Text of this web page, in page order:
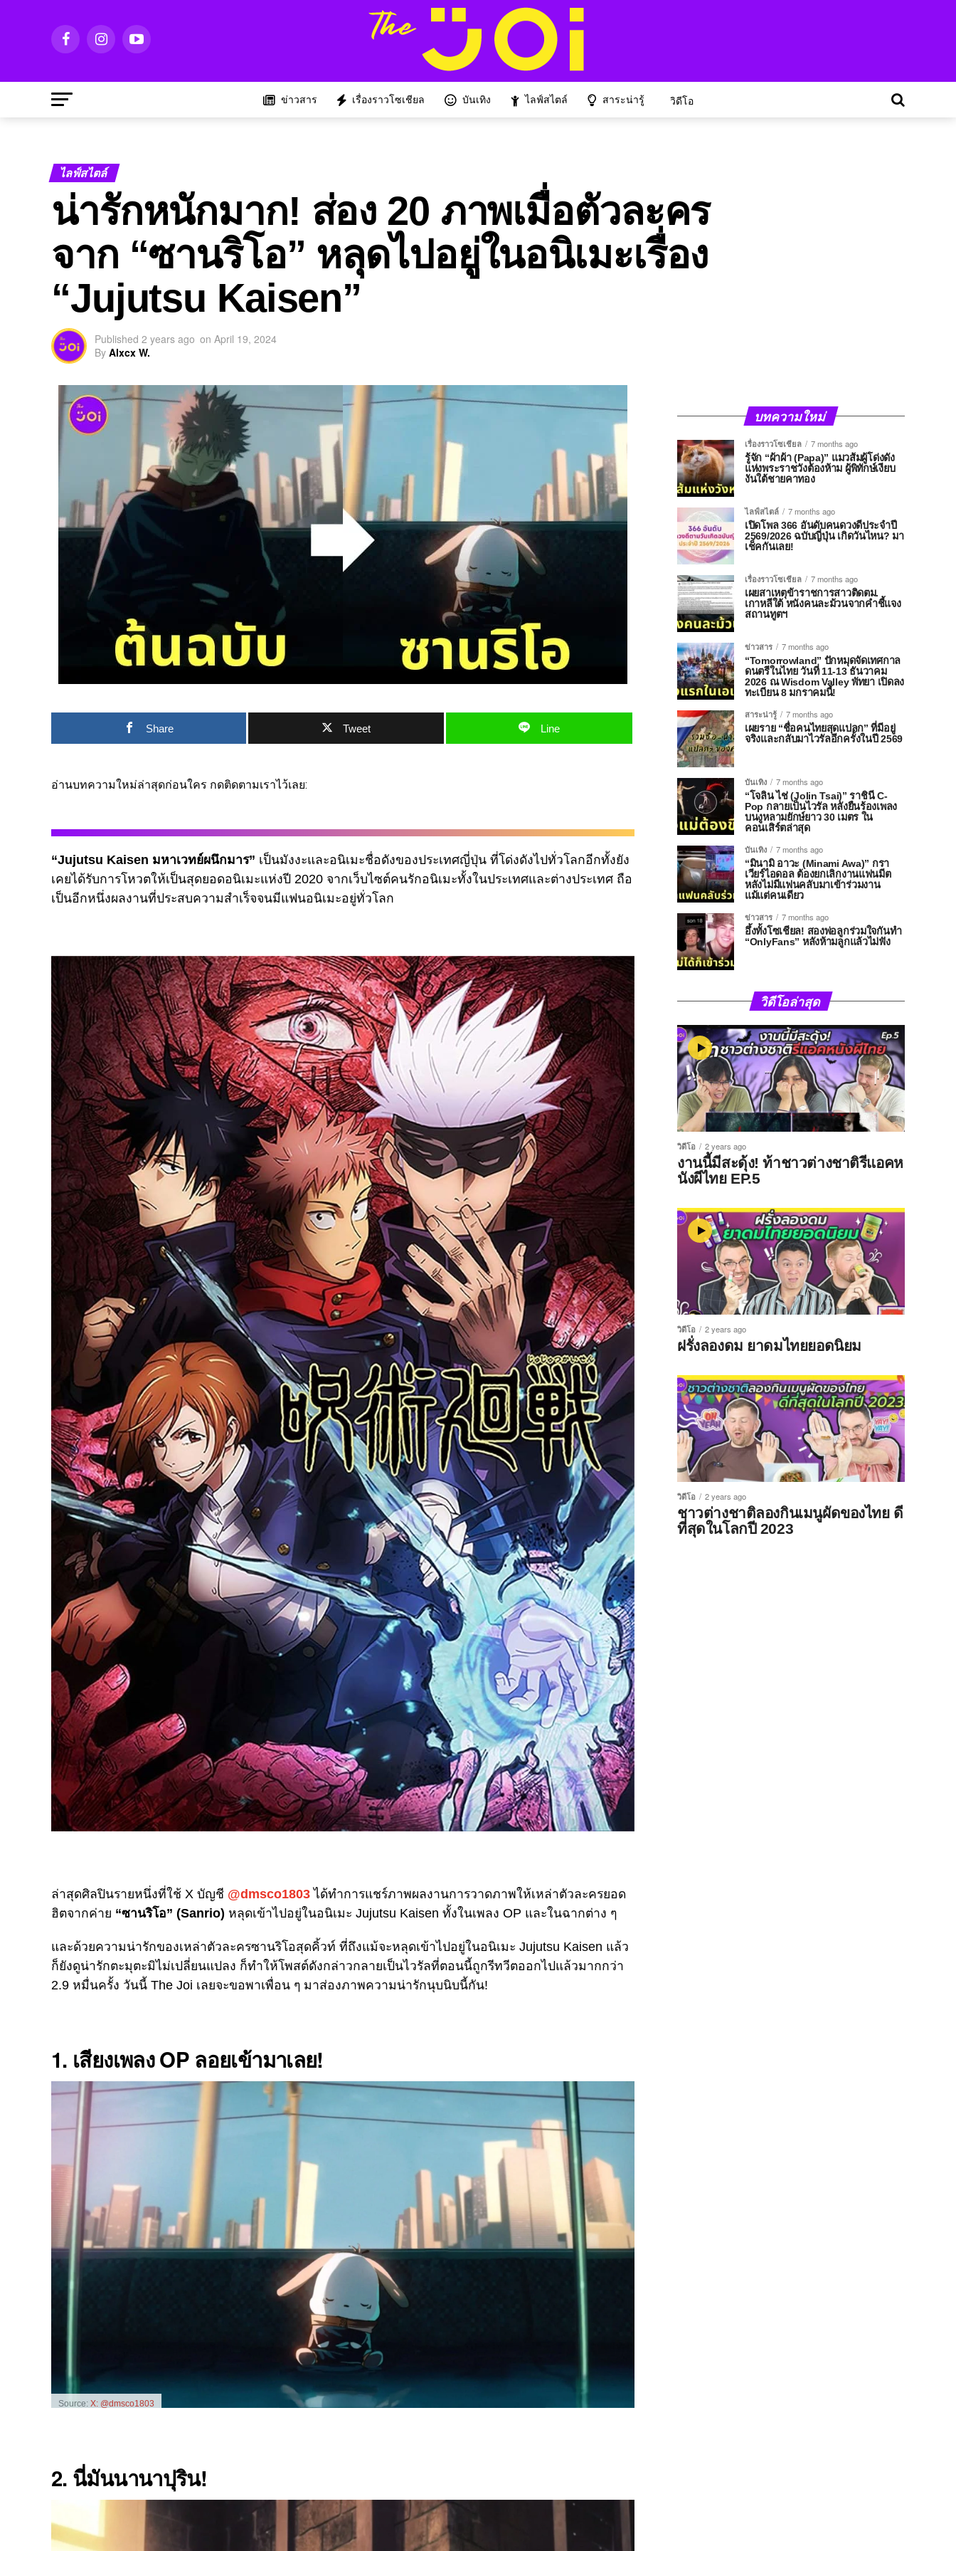
ข่าวสาร เรื่องราวโซเชียล บันเทิง ไลฟ์สไตล์ สาระน่ารู้ วิดีโอ
ไลฟ์สไตล์
น่ารักหนักมาก! ส่อง 20 ภาพเมื่อตัวละคร
จาก “ซานริโอ” หลุดไปอยู่ในอนิเมะเรื่อง
“Jujutsu Kaisen”
Published 2 years ago on April 19, 2024
By Alxcx W.
Share Tweet Line
อ่านบทความใหม่ล่าสุดก่อนใคร กดติดตามเราไว้เลย:
“Jujutsu Kaisen มหาเวทย์ผนึกมาร” เป็นมังงะและอนิเมะชื่อดังของประเทศญี่ปุ่น ที่โด่งดังไปทั่วโลกอีกทั้งยัง
เคยได้รับการโหวตให้เป็นสุดยอดอนิเมะแห่งปี 2020 จากเว็บไซต์คนรักอนิเมะทั้งในประเทศและต่างประเทศ ถือ
เป็นอีกหนึ่งผลงานที่ประสบความสำเร็จจนมีแฟนอนิเมะอยู่ทั่วโลก
ล่าสุดศิลปินรายหนึ่งที่ใช้ X บัญชี @dmsco1803 ได้ทำการแชร์ภาพผลงานการวาดภาพให้เหล่าตัวละครยอด
ฮิตจากค่าย “ซานริโอ” (Sanrio) หลุดเข้าไปอยู่ในอนิเมะ Jujutsu Kaisen ทั้งในเพลง OP และในฉากต่าง ๆ
และด้วยความน่ารักของเหล่าตัวละครซานริโอสุดคิ้วท์ ที่ถึงแม้จะหลุดเข้าไปอยู่ในอนิเมะ Jujutsu Kaisen แล้ว
ก็ยังดูน่ารักตะมุตะมิไม่เปลี่ยนแปลง ก็ทำให้โพสต์ดังกล่าวกลายเป็นไวรัลที่ตอนนี้ถูกรีทวีตออกไปแล้วมากกว่า
2.9 หมื่นครั้ง วันนี้ The Joi เลยจะขอพาเพื่อน ๆ มาส่องภาพความน่ารักนุบนิบนี้กัน!
1. เสียงเพลง OP ลอยเข้ามาเลย!
Source: X: @dmsco1803
2. นี่มันนานาปุริน!
บทความใหม่
เรื่องราวโซเชียล
7 months ago
รู้จัก “ผ้าผ้า (Papa)” แมวส้มผู้โด่งดัง
แห่งพระราชวังต้องห้าม ผู้พิทักษ์เงียบ
งันใต้ชายคาทอง
ไลฟ์สไตล์
7 months ago
เปิดโพล 366 อันดับคนดวงดีประจำปี
2569/2026 ฉบับญี่ปุ่น เกิดวันไหน? มา
เช็คกันเลย!
เรื่องราวโซเชียล
7 months ago
เผยสาเหตุข้าราชการสาวติดตม.
เกาหลีใต้ หนังคนละม้วนจากคำชี้แจง
สถานทูตฯ
ข่าวสาร
7 months ago
“Tomorrowland” ปักหมุดจัดเทศกาล
ดนตรีในไทย วันที่ 11-13 ธันวาคม
2026 ณ Wisdom Valley พัทยา เปิดลง
ทะเบียน 8 มกราคมนี้!
สาระน่ารู้
7 months ago
เผยราย “ชื่อคนไทยสุดแปลก” ที่มีอยู่
จริงและกลับมาไวรัลอีกครั้งในปี 2569
บันเทิง
7 months ago
“โจลิน ไช่ (Jolin Tsai)” ราชินี C-
Pop กลายเป็นไวรัล หลังยืนร้องเพลง
บนงูหลามยักษ์ยาว 30 เมตร ใน
คอนเสิร์ตล่าสุด
บันเทิง
7 months ago
“มินามิ อาวะ (Minami Awa)” กรา
เวียร์ไอดอล ต้องยกเลิกงานแฟนมีต
หลังไม่มีแฟนคลับมาเข้าร่วมงาน
แม้แต่คนเดียว
ข่าวสาร
7 months ago
อึ้งทั้งโซเชียล! สองพ่อลูกร่วมใจกันทำ
“OnlyFans” หลังห้ามลูกแล้วไม่ฟัง
วิดีโอล่าสุด
วิดีโอ 2 years ago
งานนี้มีสะดุ้ง! ท้าชาวต่างชาติรีแอคห
นังผีไทย EP.5
วิดีโอ 2 years ago
ฝรั่งลองดม ยาดมไทยยอดนิยม
วิดีโอ 2 years ago
ชาวต่างชาติลองกินเมนูผัดของไทย ดี
ที่สุดในโลกปี 2023